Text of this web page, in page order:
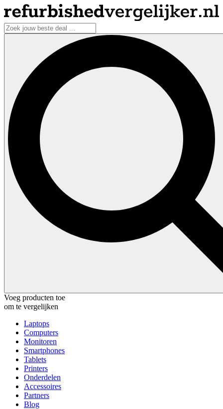
Voeg producten toe
om te vergelijken
Laptops
Computers
Monitoren
Smartphones
Tablets
Printers
Onderdelen
Accessoires
Partners
Blog